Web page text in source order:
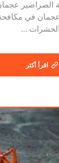
الصراصير
في مكافحة
الحشرات ...
اقرأ أكثر